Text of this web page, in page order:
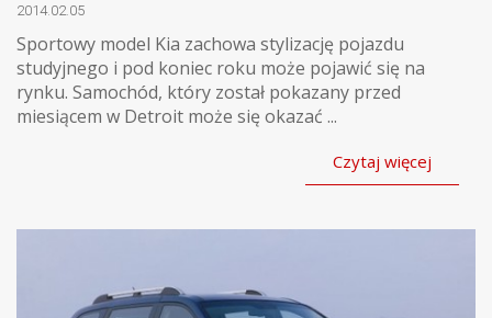
2014.02.05
Sportowy model Kia zachowa stylizację pojazdu
studyjnego i pod koniec roku może pojawić się na
rynku. Samochód, który został pokazany przed
miesiącem w Detroit może się okazać ...
Czytaj więcej